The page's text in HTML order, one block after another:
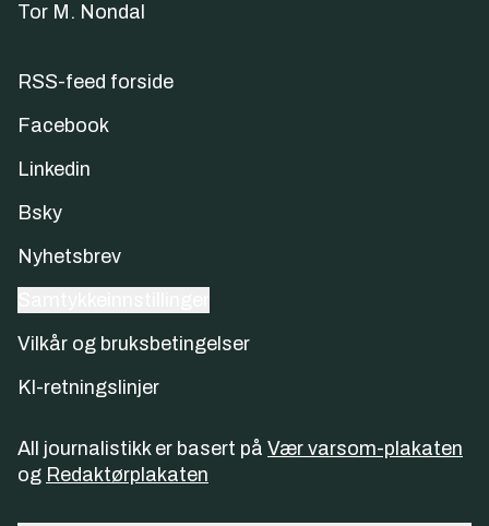
Tor M. Nondal
RSS-feed forside
Facebook
Linkedin
Bsky
Nyhetsbrev
Vilkår og bruksbetingelser
KI-retningslinjer
All journalistikk er basert på Vær varsom-plakaten
og Redaktørplakaten